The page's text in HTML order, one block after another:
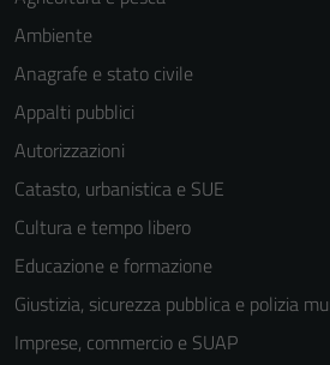
Ambiente
Anagrafe e stato civile
Appalti pubblici
Autorizzazioni
Catasto, urbanistica e SUE
Cultura e tempo libero
Educazione e formazione
Giustizia, sicurezza pubblica e polizia
Imprese, commercio e SUAP